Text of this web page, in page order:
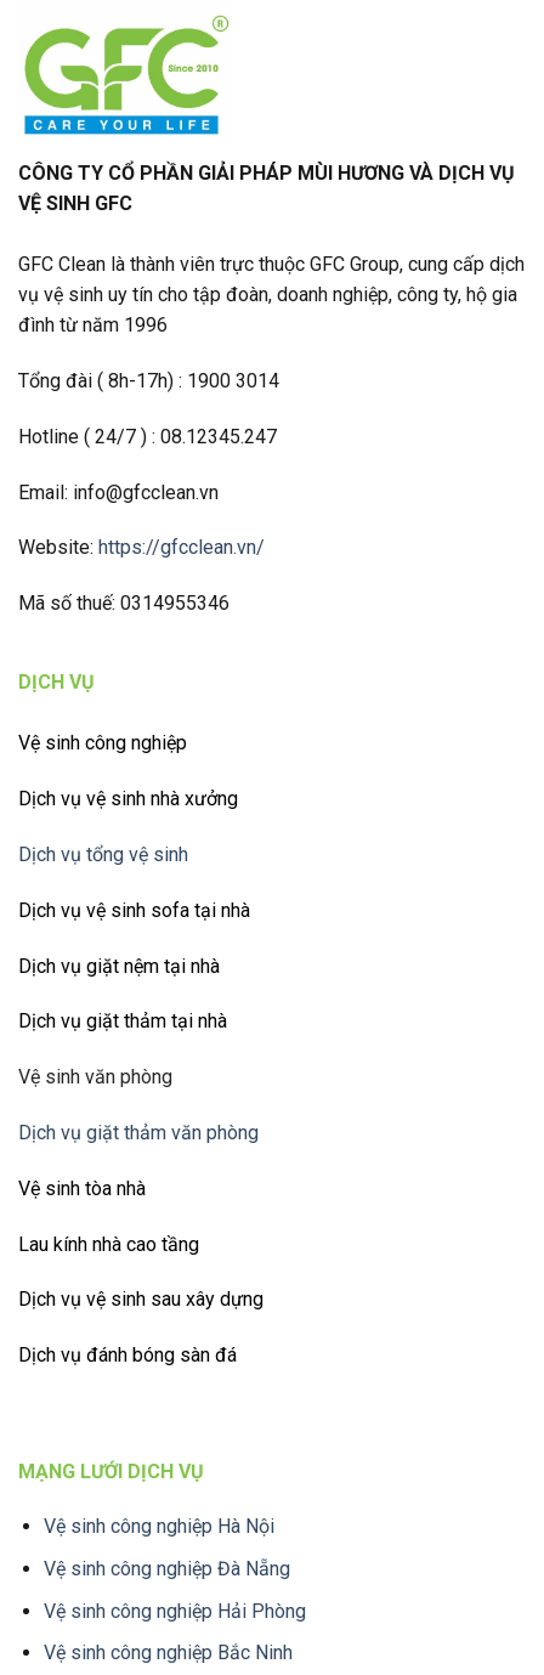
CÔNG TY CỔ PHẦN GIẢI PHÁP MÙI HƯƠNG VÀ DỊCH VỤ
VỆ SINH GFC
GFC Clean là thành viên trực thuộc GFC Group, cung cấp dịch
vụ vệ sinh uy tín cho tập đoàn, doanh nghiệp, công ty, hộ gia
đình từ năm 1996
Tổng đài ( 8h-17h) : 1900 3014
Hotline ( 24/7 ) : 08.12345.247
Email: info@gfcclean.vn
Website: https://gfcclean.vn/
Mã số thuế: 0314955346
DỊCH VỤ
Vệ sinh công nghiệp
Dịch vụ vệ sinh nhà xưởng
Dịch vụ tổng vệ sinh
Dịch vụ vệ sinh sofa tại nhà
Dịch vụ giặt nệm tại nhà
Dịch vụ giặt thảm tại nhà
Vệ sinh văn phòng
Dịch vụ giặt thảm văn phòng
Vệ sinh tòa nhà
Lau kính nhà cao tầng
Dịch vụ vệ sinh sau xây dựng
Dịch vụ đánh bóng sàn đá
MẠNG LƯỚI DỊCH VỤ
Vệ sinh công nghiệp Hà Nội
Vệ sinh công nghiệp Đà Nẵng
Vệ sinh công nghiệp Hải Phòng
Vệ sinh công nghiệp Bắc Ninh